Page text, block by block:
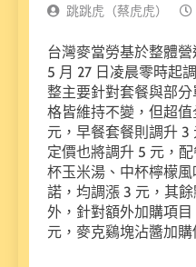
跳跳虎（蔡虎虎）
台灣麥當勞基於整體
5 月 27 日凌晨零時起
整主要針對套餐與部
格皆維持不變，但超
元，早餐套餐則調升 3
定價也將調升 5 元，
杯玉米湯、中杯檸檬
諾，均調漲 3 元，其
外，針對額外加購項目
元，麥克鷄塊沾醬加購